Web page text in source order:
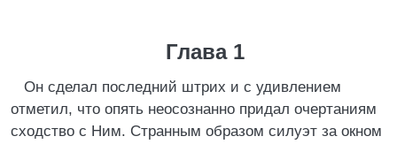
Глава 1
Он сделал последний штрих и с удивлением
отметил, что опять неосознанно придал очертаниям
сходство с Ним. Странным образом силуэт за окном